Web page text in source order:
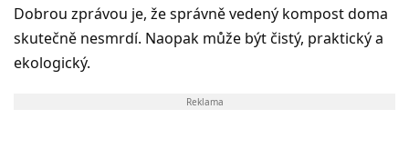
Dobrou zprávou je, že správně vedený kompost doma
skutečně nesmrdí. Naopak může být čistý, praktický a
ekologický.
Reklama